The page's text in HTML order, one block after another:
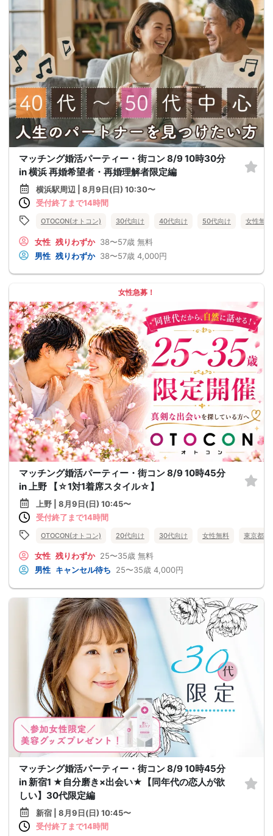
マッチング婚活パーティー・街コン 8/9 10時30分
in 横浜 再婚希望者・再婚理解者限定編
横浜駅周辺 | 8月9日(日) 10:30〜
受付終了まで14時間
OTOCON(オトコン) 30代向け 40代向け 50代向け 女性無料
女性 残りわずか 38〜57歳 無料
男性 残りわずか 38〜57歳 4,000円
女性急募！
マッチング婚活パーティー・街コン 8/9 10時45分
in 上野 【☆1対1着席スタイル☆】
上野 | 8月9日(日) 10:45〜
受付終了まで14時間
OTOCON(オトコン) 20代向け 30代向け 女性無料 東京都
女性 残りわずか 25〜35歳 無料
男性 キャンセル待ち 25〜35歳 4,000円
マッチング婚活パーティー・街コン 8/9 10時45分
in 新宿1 ★自分磨き×出会い★【同年代の恋人が欲
しい】30代限定編
新宿 | 8月9日(日) 10:45〜
受付終了まで14時間